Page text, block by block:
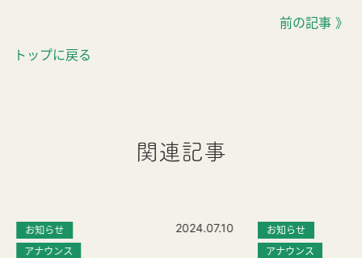
トップに戻る
前の記事 》
関連記事
お知らせ
アナウンス
2024.07.10
お知らせ
アナウンス